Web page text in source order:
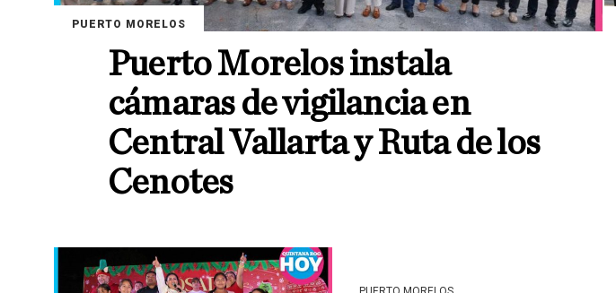
PUERTO MORELOS
Puerto Morelos instala
cámaras de vigilancia en
Central Vallarta y Ruta de los
Cenotes